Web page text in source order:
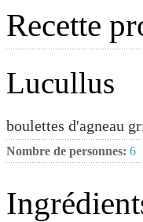
Recette
Lucullus
boulettes d'agneau
Nombre de personnes: 6